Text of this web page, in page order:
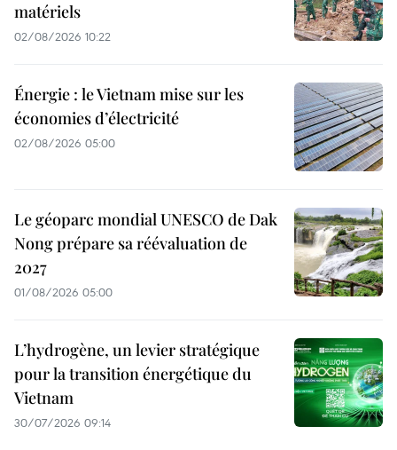
matériels
02/08/2026 10:22
Énergie : le Vietnam mise sur les
économies d’électricité
02/08/2026 05:00
Le géoparc mondial UNESCO de Dak
Nong prépare sa réévaluation de
2027
01/08/2026 05:00
L’hydrogène, un levier stratégique
pour la transition énergétique du
Vietnam
30/07/2026 09:14